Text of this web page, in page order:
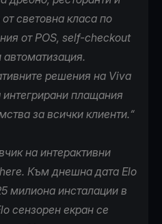
световна класа по
от POS, self-checkout
решения на Viva
плащания
за всички клиенти.“
на интерактивни
Към днешна дата Elo
милиона инсталации в
сензорен екран се